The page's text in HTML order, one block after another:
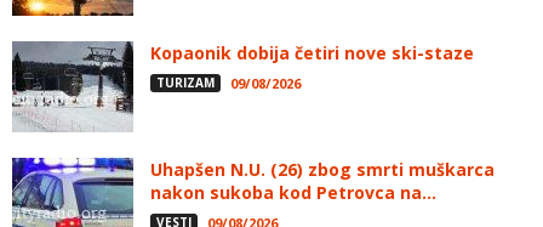
Kopaonik dobija četiri nove ski-staze
TURIZAM 09/08/2026
Uhapšen N.U. (26) zbog smrti muškarca
nakon sukoba kod Petrovca na...
VESTI 09/08/2026